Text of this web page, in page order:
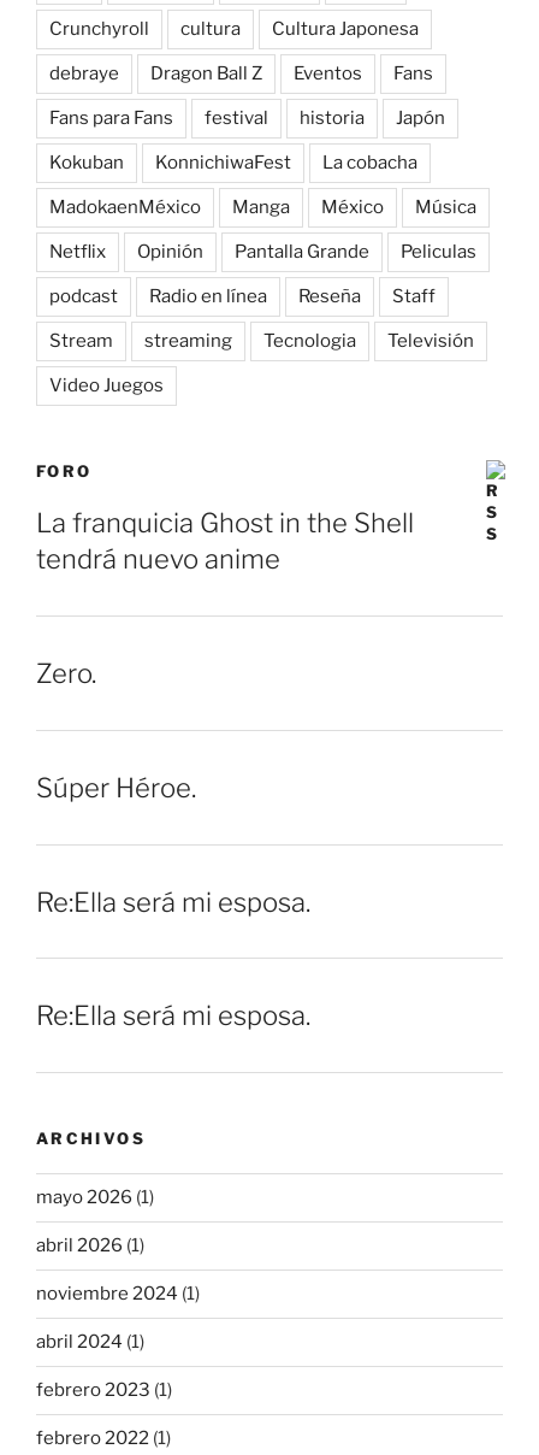
Crunchyroll cultura Cultura Japonesa
debraye Dragon Ball Z Eventos Fans
Fans para Fans festival historia Japón
Kokuban KonnichiwaFest La cobacha
MadokaenMéxico Manga México Música
Netflix Opinión Pantalla Grande Peliculas
podcast Radio en línea Reseña Staff
Stream streaming Tecnologia Televisión
Video Juegos
FORO
La franquicia Ghost in the Shell
tendrá nuevo anime
Zero.
Súper Héroe.
Re:Ella será mi esposa.
Re:Ella será mi esposa.
ARCHIVOS
mayo 2026 (1)
abril 2026 (1)
noviembre 2024 (1)
abril 2024 (1)
febrero 2023 (1)
febrero 2022 (1)